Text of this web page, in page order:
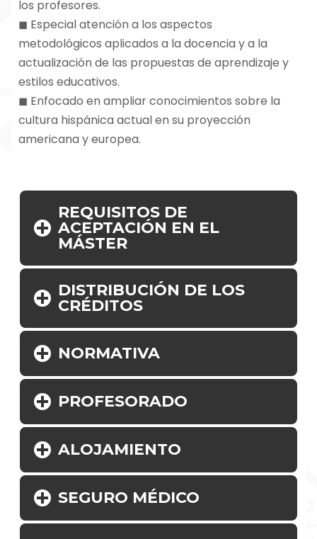
los profesores.
◼ Especial atención a los aspectos
metodológicos aplicados a la docencia y a la
actualización de las propuestas de aprendizaje y
estilos educativos.
◼ Enfocado en ampliar conocimientos sobre la
cultura hispánica actual en su proyección
americana y europea.
REQUISITOS DE
ACEPTACIÓN EN EL
MÁSTER
DISTRIBUCIÓN DE LOS
CRÉDITOS
NORMATIVA
PROFESORADO
ALOJAMIENTO
SEGURO MÉDICO